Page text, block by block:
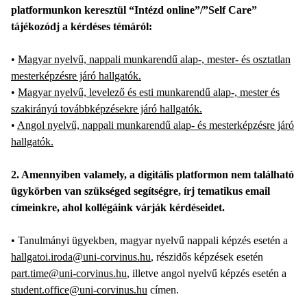
platformunkon keresztül “Intézd online”/”Self Care”
tájékozódj a kérdéses témáról:
• Magyar nyelvű, nappali munkarendű alap-, mester- és osztatlan
mesterképzésre járó hallgatók.
• Magyar nyelvű, levelező és esti munkarendű alap-, mester és
szakirányú továbbképzésekre járó hallgatók.
• Angol nyelvű, nappali munkarendű alap- és mesterképzésre járó
hallgatók.
2. Amennyiben valamely, a digitális platformon nem található
ügykörben van szükséged segítségre, írj tematikus email
címeinkre, ahol kollégáink várják kérdéseidet.
• Tanulmányi ügyekben, magyar nyelvű nappali képzés esetén a
hallgatoi.iroda@uni-corvinus.hu, részidős képzések esetén
part.time@uni-corvinus.hu, illetve angol nyelvű képzés esetén a
student.office@uni-corvinus.hu címen.